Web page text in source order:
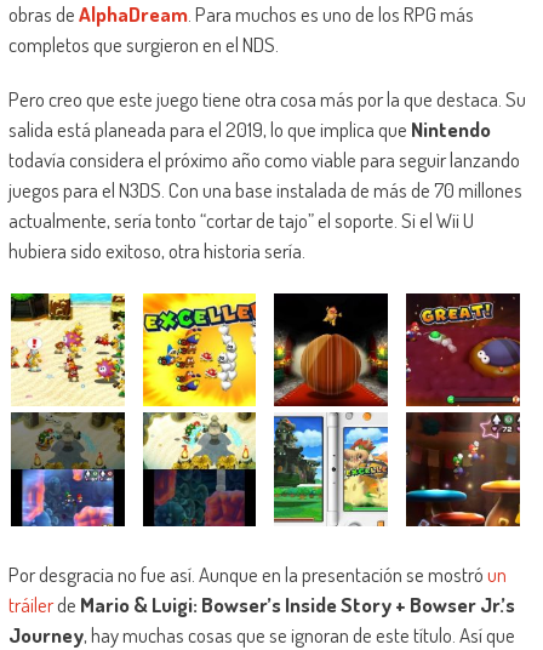
obras deAlphaDream. Para muchos es uno de los RPG más
completos que surgieron en el NDS.
Pero creo que este juego tiene otra cosa más por la que destaca. Su
salida está planeada para el 2019, lo que implica que Nintendo
todavía considera el próximo año como viable para seguir lanzando
juegos para el N3DS. Con una base instalada de más de 70 millones
actualmente, sería tonto “cortar de tajo” el soporte. Si el Wii U
hubiera sido exitoso, otra historia sería.
Por desgracia no fue así. Aunque en la presentación se mostróun
tráilerde Mario & Luigi: Bowser’s Inside Story + Bowser Jr.’s
Journey, hay muchas cosas que se ignoran de este título. Así que